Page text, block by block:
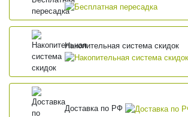
Накопительная система скидок
Доставка по РФ